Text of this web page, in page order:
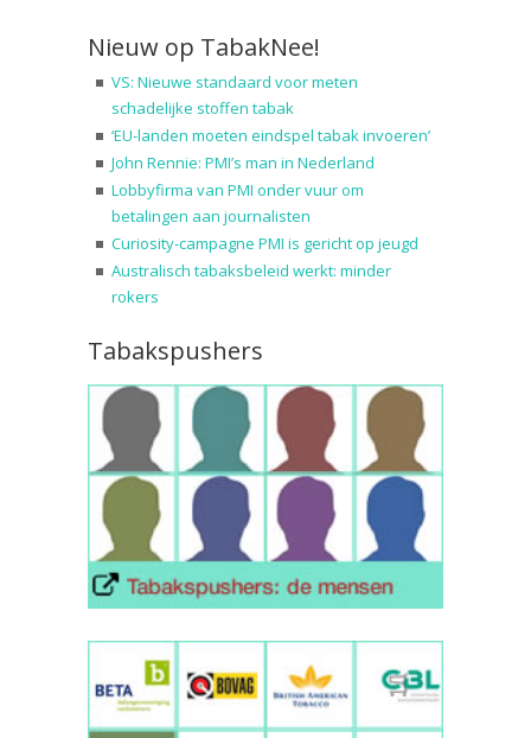
Nieuw op TabakNee!
VS: Nieuwe standaard voor meten
schadelijke stoffen tabak
‘EU-landen moeten eindspel tabak invoeren’
John Rennie: PMI’s man in Nederland
Lobbyfirma van PMI onder vuur om
betalingen aan journalisten
Curiosity-campagne PMI is gericht op jeugd
Australisch tabaksbeleid werkt: minder
rokers
Tabakspushers